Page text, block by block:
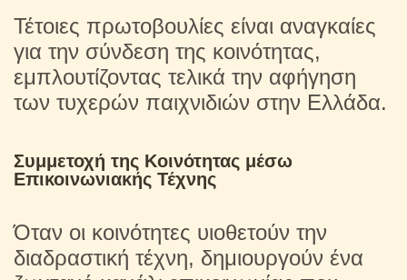
Τέτοιες πρωτοβουλίες είναι αναγκαίες
για την σύνδεση της κοινότητας,
εμπλουτίζοντας τελικά την αφήγηση
των τυχερών παιχνιδιών στην Ελλάδα.
Συμμετοχή της Κοινότητας μέσω
Επικοινωνιακής Τέχνης
Όταν οι κοινότητες υιοθετούν την
διαδραστική τέχνη, δημιουργούν ένα